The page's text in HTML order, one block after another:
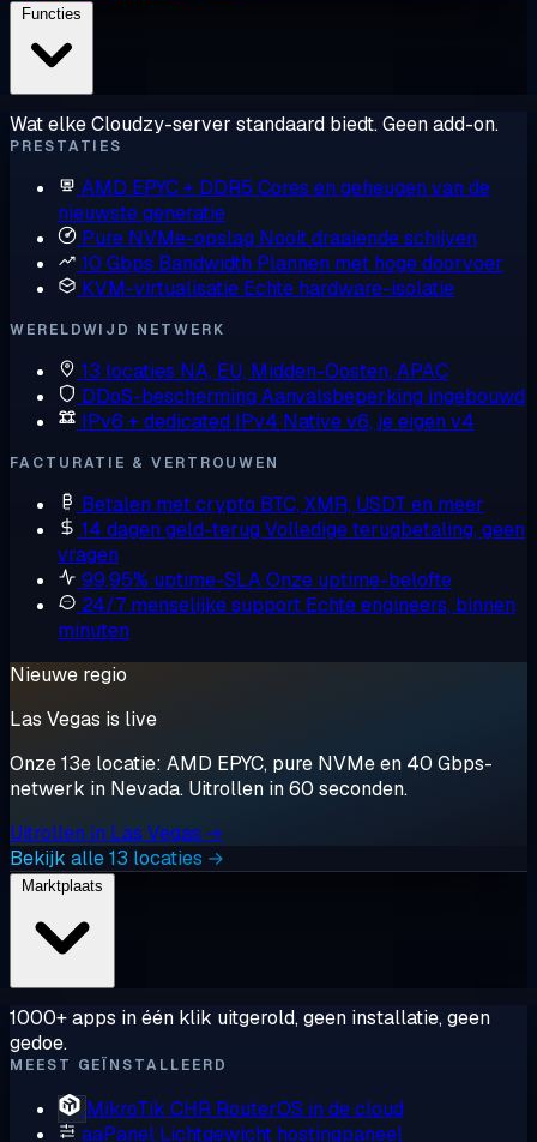
Wat elke Cloudzy-server standaard biedt. Geen add-on.
PRESTATIES
AMD EPYC + DDR5 Cores en geheugen van de
nieuwste generatie
Pure NVMe-opslag Nooit draaiende schijven
10 Gbps Bandwidth Plannen met hoge doorvoer
KVM-virtualisatie Echte hardware-isolatie
WERELDWIJD NETWERK
13 locaties NA, EU, Midden-Oosten, APAC
DDoS-bescherming Aanvalsbeperking ingebouwd
IPv6 + dedicated IPv4 Native v6, je eigen v4
FACTURATIE & VERTROUWEN
Betalen met crypto BTC, XMR, USDT en meer
14 dagen geld-terug Volledige terugbetaling, geen
vragen
99,95% uptime-SLAOnze uptime-belofte
24/7 menselijke support Echte engineers, binnen
minuten
Nieuwe regio
Las Vegas is live
Onze 13e locatie: AMD EPYC, pure NVMe en 40 Gbps-
netwerk in Nevada. Uitrollen in 60 seconden.
Uitrollen in Las Vegas →
Bekijk alle 13 locaties →
1000+ apps in één klik uitgerold, geen installatie, geen
gedoe.
MEEST GEÏNSTALLEERD
MikroTik CHR RouterOS in de cloud
aaPanel Lichtgewicht hostingpaneel